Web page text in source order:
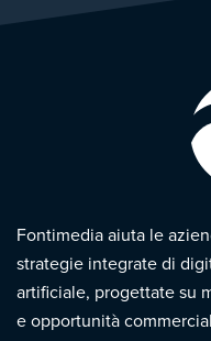
Fontimedia aiuta le
strategie integrate di
artificiale, progettate su
e opportunità